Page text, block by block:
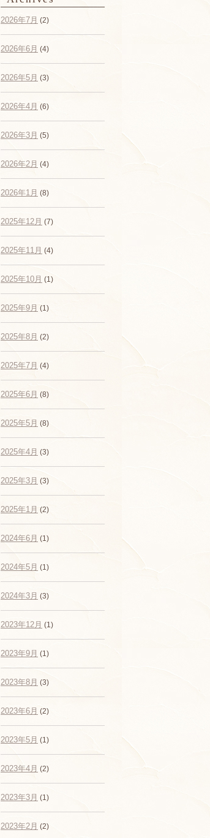
2026年7月 (2)
2026年6月 (4)
2026年5月 (3)
2026年4月 (6)
2026年3月 (5)
2026年2月 (4)
2026年1月 (8)
2025年12月 (7)
2025年11月 (4)
2025年10月 (1)
2025年9月 (1)
2025年8月 (2)
2025年7月 (4)
2025年6月 (8)
2025年5月 (8)
2025年4月 (3)
2025年3月 (3)
2025年1月 (2)
2024年6月 (1)
2024年5月 (1)
2024年3月 (3)
2023年12月 (1)
2023年9月 (1)
2023年8月 (3)
2023年6月 (2)
2023年5月 (1)
2023年4月 (2)
2023年3月 (1)
2023年2月 (2)